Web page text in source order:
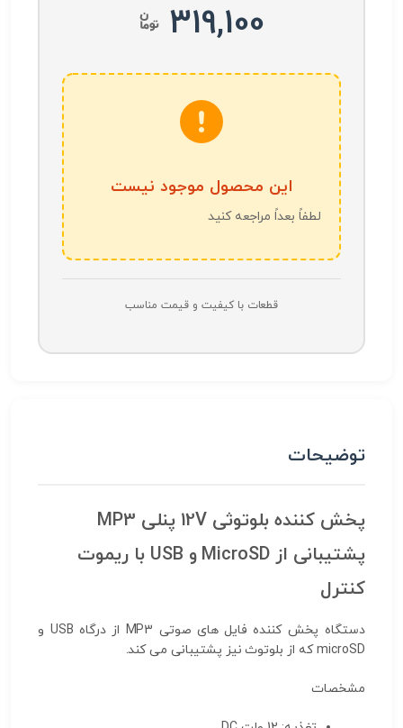
319,100
این محصول موجود نیست
لطفاً بعداً مراجعه کنید
قطعات با کیفیت و قیمت مناسب
توضیحات
پخش کننده بلوتوثی 12V پنلی MP3
پشتیبانی از MicroSD و USB با ریموت
کنترل
دستگاه پخش کننده فایل های صوتی MP3 از درگاه USB و
microSD که از بلوتوث نیز پشتیبانی می کند.
مشخصات